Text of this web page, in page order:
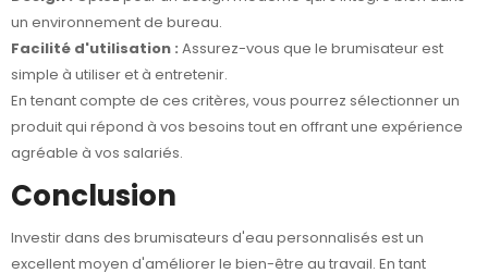
un environnement de bureau.
Facilité d'utilisation : Assurez-vous que le brumisateur est
simple à utiliser et à entretenir.
En tenant compte de ces critères, vous pourrez sélectionner un
produit qui répond à vos besoins tout en offrant une expérience
agréable à vos salariés.
Conclusion
Investir dans des brumisateurs d'eau personnalisés est un
excellent moyen d'améliorer le bien-être au travail. En tant